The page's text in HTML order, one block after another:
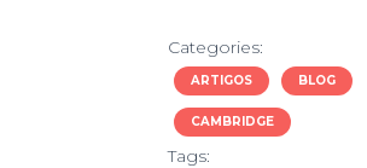
Categories:
ARTIGOS BLOG
CAMBRIDGE
Tags: